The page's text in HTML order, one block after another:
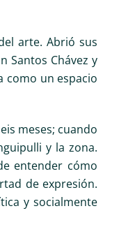
arte. Abrió sus
Santos Chávez y
como un espacio
meses; cuando
y la zona.
entender cómo
de expresión.
y socialmente